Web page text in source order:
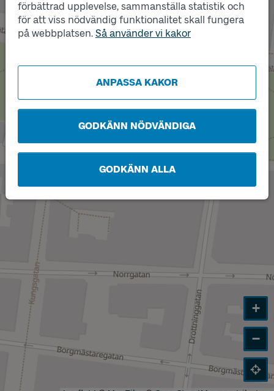
förbättrad upplevelse, sammanställa statistik och
för att viss nödvändig funktionalitet skall fungera
på webbplatsen. Så använder vi kakor
ANPASSA KAKOR
GODKÄNN NÖDVÄNDIGA
GODKÄNN ALLA
Läge
A
Läge
B
+
−